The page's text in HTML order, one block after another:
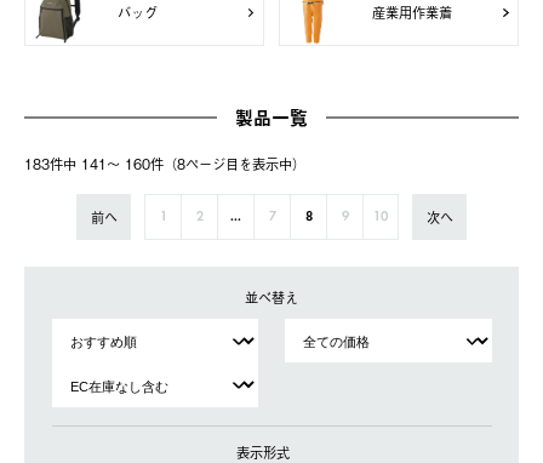
バッグ 産業用作業着
製品一覧
183件中 141〜 160件（8ページ⽬を表⽰中）
前へ 2 ... 7 8 9 10 次へ
並べ替え
表示形式